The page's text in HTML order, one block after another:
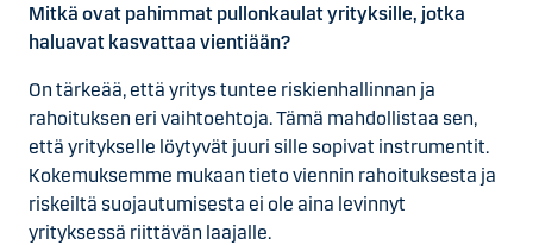
Mitkä ovat pahimmat pullonkaulat yrityksille, jotka
haluavat kasvattaa vientiään?
On tärkeää, että yritys tuntee riskienhallinnan ja
rahoituksen eri vaihtoehtoja. Tämä mahdollistaa sen,
että yritykselle löytyvät juuri sille sopivat instrumentit.
Kokemuksemme mukaan tieto viennin rahoituksesta ja
riskeiltä suojautumisesta ei ole aina levinnyt
yrityksessä riittävän laajalle.